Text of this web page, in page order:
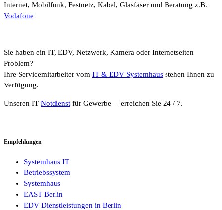
Internet, Mobilfunk, Festnetz, Kabel, Glasfaser und Beratung z.B.
Vodafone
Sie haben ein IT, EDV, Netzwerk, Kamera oder Internetseiten
Problem?
Ihre Servicemitarbeiter vom IT & EDV Systemhaus stehen Ihnen zu
Verfügung.
Unseren IT Notdienst für Gewerbe – erreichen Sie 24 / 7.
Empfehlungen
Systemhaus IT
Betriebssystem
Systemhaus
EAST Berlin
EDV Dienstleistungen in Berlin